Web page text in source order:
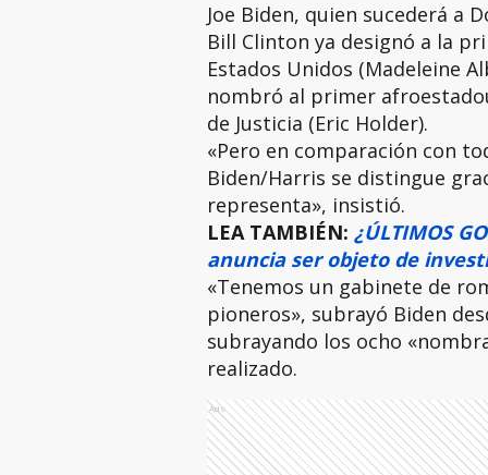
Joe Biden, quien sucederá a
Bill Clinton ya designó a la
Estados Unidos (Madeleine
nombró al primer
de Justicia (Eric Holder).
«Pero en comparación con
Biden/Harris se distingue
representa», insistió.
LEA TAMBIÉN: ¿ÚLTIMOS
anuncia ser objeto de
«Tenemos un gabinete de
pioneros», subrayó Biden
subrayando los ocho
realizado.
Ads